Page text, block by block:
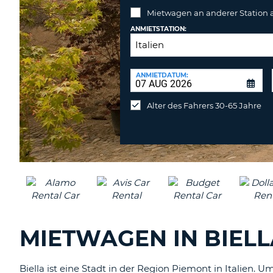
Mietwagen an anderer Station
ANMIETSTATION:
Mietwagen
an
anderer
ANMIETDATUM:
Alter des Fahrers 30-65 Jahre
MIETWAGEN IN
Biella ist eine Stadt in der Region Piemont in Italien.